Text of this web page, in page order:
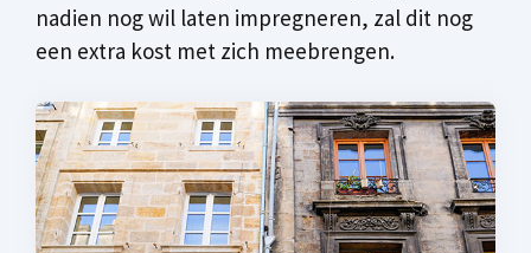
nadien nog wil laten impregneren, zal dit nog
een extra kost met zich meebrengen.